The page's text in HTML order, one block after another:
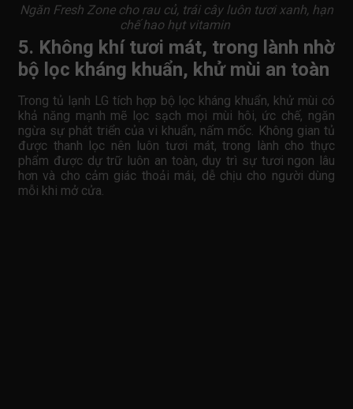
Ngăn Fresh Zone cho rau củ, trái cây luôn tươi xanh, hạn
chế hao hụt vitamin
5. Không khí tươi mát, trong lành nhờ
bộ lọc kháng khuẩn, khử mùi an toàn
Trong tủ lạnh LG tích hợp bộ lọc kháng khuẩn, khử mùi có
khả năng mạnh mẽ lọc sạch mọi mùi hôi, ức chế, ngăn
ngừa sự phát triển của vi khuẩn, nấm mốc. Không gian tủ
được thanh lọc nên luôn tươi mát, trong lành cho thực
phẩm được dự trữ luôn an toàn, duy trì sự tươi ngon lâu
hơn và cho cảm giác thoải mái, dễ chịu cho người dùng
mỗi khi mở cửa.